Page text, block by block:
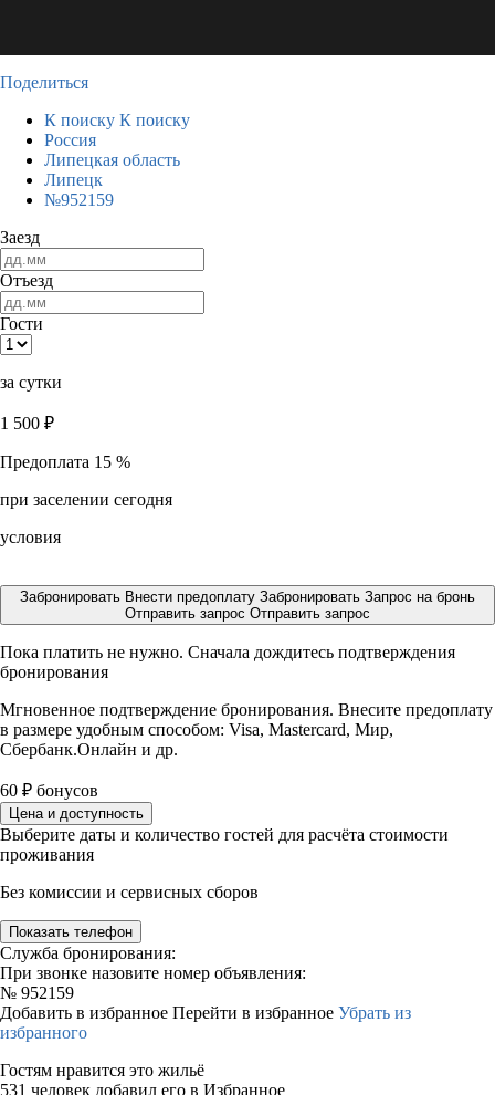
Поделиться
К поиску К поиску
Россия
Липецкая область
Липецк
№952159
Заезд
Отъезд
Гости
за сутки
1 500 ₽
Предоплата 15 %
при заселении сегодня
условия
Забронировать Внести предоплату Забронировать Запрос на бронь
Отправить запрос Отправить запрос
Пока платить не нужно. Сначала дождитесь подтверждения
бронирования
Мгновенное подтверждение бронирования. Внесите предоплату
в размере удобным способом: Visa, Mastercard, Мир,
Сбербанк.Онлайн и др.
60 ₽ бонусов
Цена и доступность
Выберите даты и количество гостей для расчёта стоимости
проживания
Без комиссии и сервисных сборов
Показать телефон
Служба бронирования:
При звонке назовите номер объявления:
№ 952159
Добавить в избранное Перейти в избранное Убрать из
избранного
Гостям нравится это жильё
531 человек добавил его в Избранное